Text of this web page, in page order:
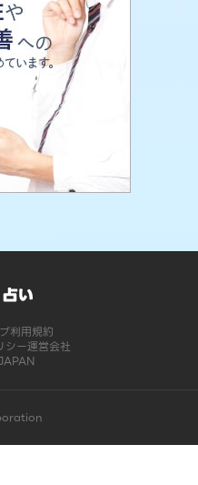
利用規約
シー運営会社
した | LINE占い